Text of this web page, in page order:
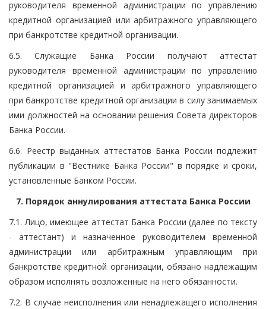
руководителя временной администрации по управлению
кредитной организацией или арбитражного управляющего
при банкротстве кредитной организации.
6.5. Служащие Банка России получают аттестат
руководителя временной администрации по управлению
кредитной организацией и арбитражного управляющего
при банкротстве кредитной организации в силу занимаемых
ими должностей на основании решения Совета директоров
Банка России.
6.6. Реестр выданных аттестатов Банка России подлежит
публикации в "Вестнике Банка России" в порядке и сроки,
установленные Банком России.
7. Порядок аннулирования аттестата Банка России
7.1. Лицо, имеющее аттестат Банка России (далее по тексту
- аттестант) и назначенное руководителем временной
администрации или арбитражным управляющим при
банкротстве кредитной организации, обязано надлежащим
образом исполнять возложенные на него обязанности.
7.2. В случае неисполнения или ненадлежащего исполнения